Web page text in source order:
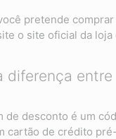
pretende
o site oficial da loja
diferença
de desconto é um
cartão de crédito